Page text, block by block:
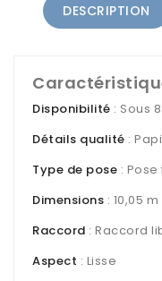
DESCRIPTION
Disponibilité : Sous
Détails qualité :
Type de pose :
Dimensions : 10,05
Raccord : Raccord
Aspect : Lisse